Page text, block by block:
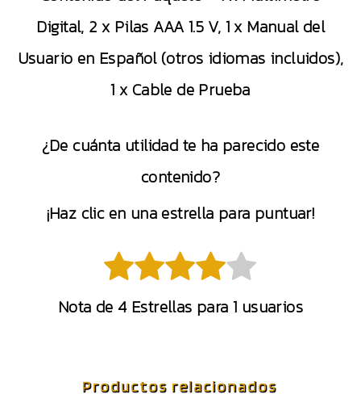
Digital, 2 x Pilas AAA 1.5 V, 1 x Manual del
Usuario en Español (otros idiomas incluidos),
1 x Cable de Prueba
¿De cuánta utilidad te ha parecido este
contenido?
¡Haz clic en una estrella para puntuar!
Nota de4Estrellas para 1 usuarios
Productos relacionados